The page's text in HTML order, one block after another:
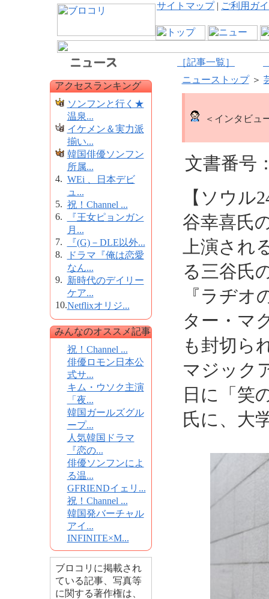
サイトマップ| ご利用ガ
［記事一覧］
アクセスランキング
ソンフンと行く★
温泉...
イケメン＆実力派
揃い...
韓国俳優ソンフン
所属...
4. WEi 、日本デビ
ュ...
5. 祝！Channel ...
6.
『王女ピョンガン
月...
7.
『(G)－DLE以外...
8.
ドラマ『俺は恋愛
なん...
9. 新時代のデイリー
ケア...
10.Netflixオリジ...
みんなのオススメ記事
祝！Channel ...
俳優ロモン日本公
式サ...
キム・ウソク主演
「夜...
韓国ガールズグル
ープ...
人気韓国ドラマ
『恋の...
俳優ソンフンによ
る温...
GFRIENDイェリ...
祝！Channel ...
韓国発バーチャル
アイ...
INFINITE×M...
ブロコリに掲載され
ている記事、写真等
に関する著作権は、
ニューストップ＞
＜インタビュ
文書番号
【ソウル
谷幸喜氏
上演され
る三谷氏
『ラヂ
ター・マ
も封切ら
マジック
日に「笑
氏に、大